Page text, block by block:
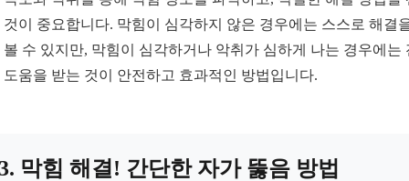
것이 중요합니다. 막힘이 심각하지 않은 경우에는 스스로 해결
볼 수 있지만, 막힘이 심각하거나 악취가 심하게 나는 경우에는
도움을 받는 것이 안전하고 효과적인 방법입니다.
막힘 해결! 간단한 자가 뚫음 방법